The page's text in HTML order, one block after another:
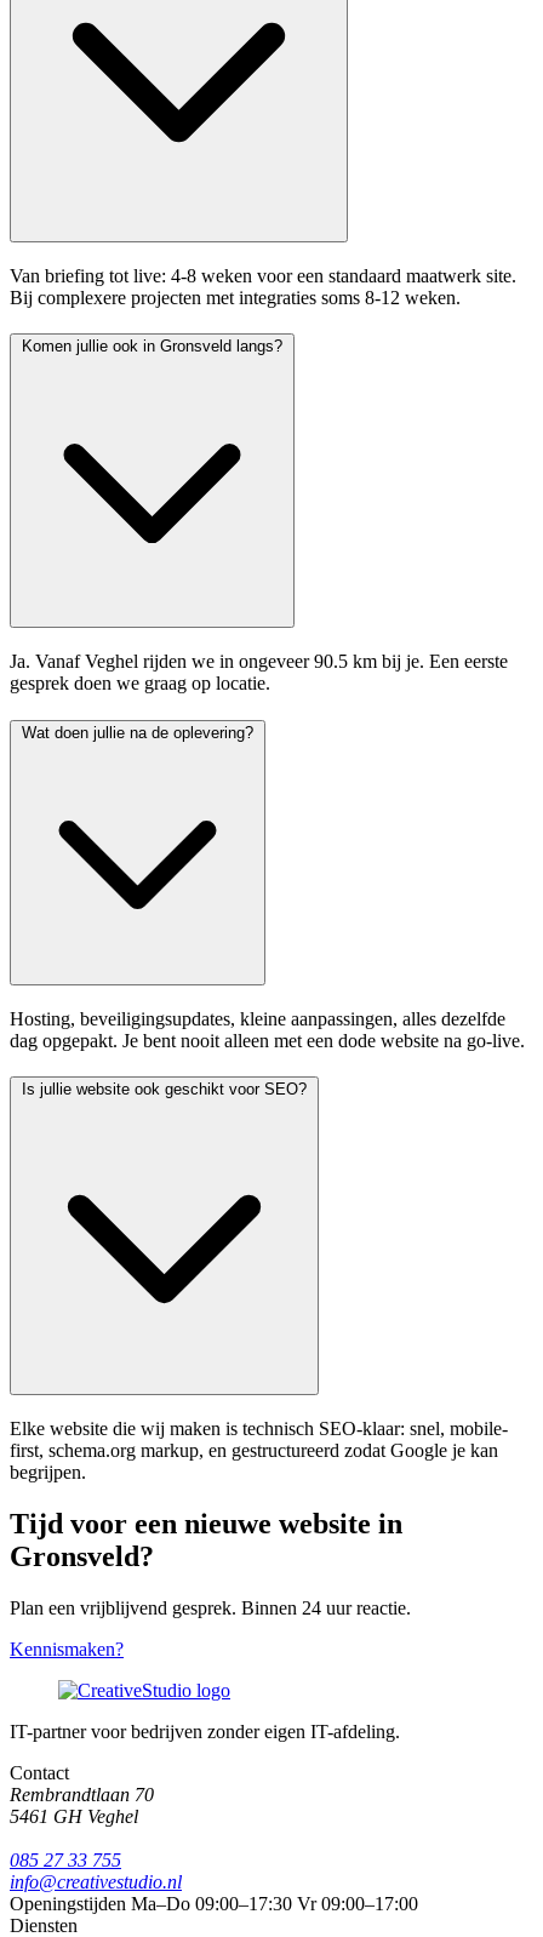
Van briefing tot live: 4-8 weken voor een standaard maatwerk site.
Bij complexere projecten met integraties soms 8-12 weken.
Komen jullie ook in Gronsveld langs?
Ja. Vanaf Veghel rijden we in ongeveer 90.5 km bij je. Een eerste
gesprek doen we graag op locatie.
Wat doen jullie na de oplevering?
Hosting, beveiligingsupdates, kleine aanpassingen, alles dezelfde
dag opgepakt. Je bent nooit alleen met een dode website na go-live.
Is jullie website ook geschikt voor SEO?
Elke website die wij maken is technisch SEO-klaar: snel, mobile-
first, schema.org markup, en gestructureerd zodat Google je kan
begrijpen.
Tijd voor een nieuwe website in
Gronsveld?
Plan een vrijblijvend gesprek. Binnen 24 uur reactie.
Kennismaken?
IT-partner voor bedrijven zonder eigen IT-afdeling.
Contact
Rembrandtlaan 70
5461 GH Veghel
085 27 33 755
info@creativestudio.nl
Openingstijden Ma–Do 09:00–17:30 Vr 09:00–17:00
Diensten